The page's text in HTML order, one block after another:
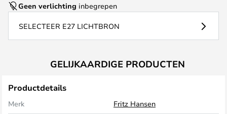
Geen verlichting inbegrepen
SELECTEER E27 LICHTBRON
GELIJKAARDIGE PRODUCTEN
Productdetails
Merk
Fritz Hansen